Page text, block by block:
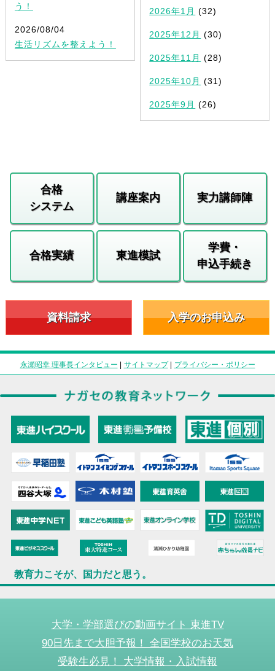
う！
2026/08/04
生活リズムを整えよう！
2026年1月 (32)
2025年12月 (30)
2025年11月 (28)
2025年10月 (31)
2025年9月 (26)
合格
システム
講座案内 実力講師陣
合格実績 東進模試
学費・
申込手続き
資料請求 入学のお申込み
永瀬昭幸 理事長インタビュー | サイトマップ| プライバシー・ポリシー
教育力こそが、国力だと思う。
大学・学部選びの動画サイト 東進TV
90日先まで大胆予報！ 全国学校のお天気
受験生必見！ 大学情報・入試情報